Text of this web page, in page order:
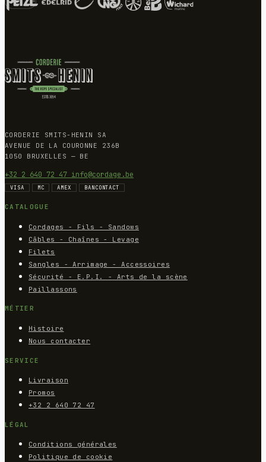
CORDERIE SMITS-HENIN SA
AVENUE DE LA COURONNE 236B
1050 BRUXELLES — BE
+32 2 640 72 47 info@cordage.be
VISA MC AMEX BANCONTACT
CATALOGUE
Cordages - Fils - Sandows
Câbles - Chaînes - Levage
Filets
Sangles - Arrimage - Accessoires
Sécurité - E.P.I. - Arts de la scène
Paillassons
MÉTIER
Histoire
Nous contacter
SERVICE
Livraison
Promos
+32 2 640 72 47
LÉGAL
Conditions générales
Politique de cookie